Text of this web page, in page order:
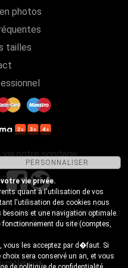
photos
tailles
notre sondage
droits réservés - Magasin
les-Bains - Tel. 04 50 26 57
Network
PERSONNALISER
vie privée.
quant à l'utilisation de vos
l'utilisation des cookies nous
et une navigation optimale.
du site (comptes,
vous les acceptez par d�faut. Si
sera conservé un an, et vous